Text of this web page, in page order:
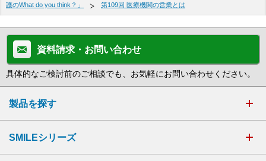
護のWhat do you think？」
第109回 医療機関の営業とは
資料請求・お問い合わせ
具体的なご検討前のご相談でも、お気軽にお問い合わせください。
製品を探す
SMILEシリーズ